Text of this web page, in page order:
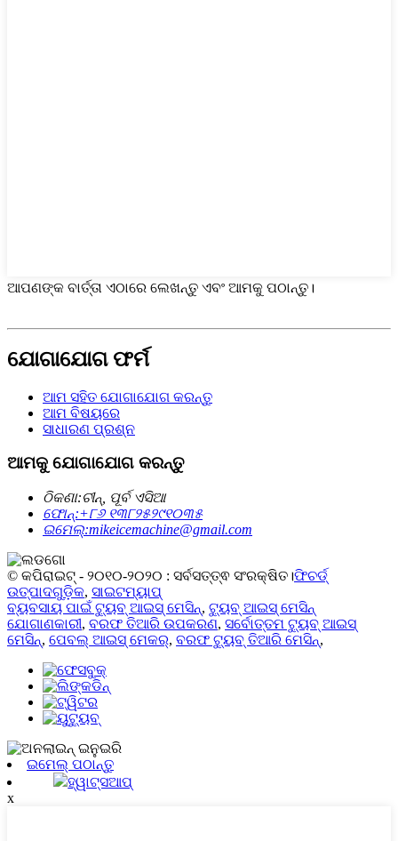
ଆପଣଙ୍କ ବାର୍ତ୍ତା ଏଠାରେ ଲେଖନ୍ତୁ ଏବଂ ଆମକୁ ପଠାନ୍ତୁ।
ଯୋଗାଯୋଗ ଫର୍ମ
ଆମ ସହିତ ଯୋଗାଯୋଗ କରନ୍ତୁ
ଆମ ବିଷୟରେ
ସାଧାରଣ ପ୍ରଶ୍ନ
ଆମକୁ ଯୋଗାଯୋଗ କରନ୍ତୁ
ଠିକଣା:ଚୀନ୍, ପୂର୍ବ ଏସିଆ
ଫୋନ୍:+୮୬ ୧୩୮୨୫୨୯୧୦୩୫
ଇମେଲ୍:mikeicemachine@gmail.com
© କପିରାଇଟ୍ - ୨୦୧୦-୨୦୨୦ : ସର୍ବସତ୍ତ୍ଵ ସଂରକ୍ଷିତ।ଫିଚର୍ଡ୍
ଉତ୍ପାଦଗୁଡ଼ିକ, ସାଇଟମ୍ୟାପ୍
ବ୍ୟବସାୟ ପାଇଁ ଟ୍ୟୁବ୍ ଆଇସ୍ ମେସିନ୍, ଟ୍ୟୁବ୍ ଆଇସ୍ ମେସିନ୍
ଯୋଗାଣକାରୀ, ବରଫ ତିଆରି ଉପକରଣ, ସର୍ବୋତ୍ତମ ଟ୍ୟୁବ୍ ଆଇସ୍
ମେସିନ୍, ପେବଲ୍ ଆଇସ୍ ମେକର୍, ବରଫ ଟ୍ୟୁବ୍ ତିଆରି ମେସିନ୍,
ଇମେଲ୍ ପଠାନ୍ତୁ
ହ୍ୱାଟ୍ସଆପ୍
x